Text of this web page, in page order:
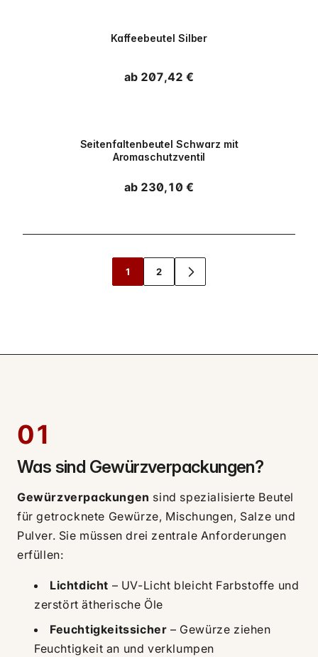
Kaffeebeutel Silber
Normaler Preis
ab 207,42 €
Seitenfaltenbeutel Schwarz mit
Aromaschutzventil
Normaler Preis
ab 230,10 €
1 2
01
Was sind Gewürzverpackungen?
Gewürzverpackungen sind spezialisierte Beutel
für getrocknete Gewürze, Mischungen, Salze und
Pulver. Sie müssen drei zentrale Anforderungen
erfüllen:
Lichtdicht – UV-Licht bleicht Farbstoffe und
zerstört ätherische Öle
Feuchtigkeitssicher – Gewürze ziehen
Feuchtigkeit an und verklumpen